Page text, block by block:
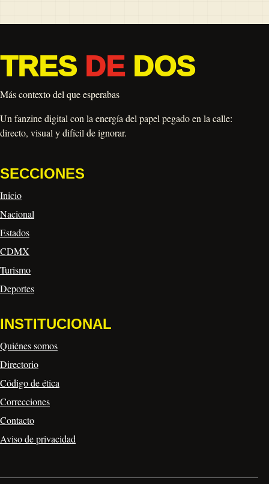
TRES DEDOS
Más contexto del que esperabas
Un fanzine digital con la energía del papel pegado en la calle:
directo, visual y difícil de ignorar.
SECCIONES
Inicio
Nacional
Estados
CDMX
Turismo
Deportes
INSTITUCIONAL
Quiénes somos
Directorio
Código de ética
Correcciones
Contacto
Aviso de privacidad